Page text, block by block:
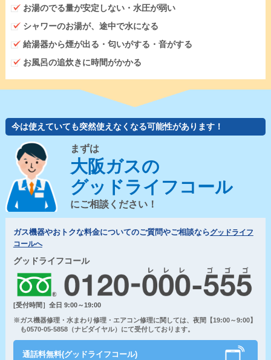
お湯のでる量が安定しない・水圧が弱い
シャワーのお湯が、途中で水になる
給湯器から煙が出る・匂いがする・音がする
お風呂の追炊きに時間がかかる
今は使えていても突然使えなくなる可能性があります！
まずは
大阪ガスの
グッドライフコール
にご相談ください！
ガス機器やおトクな料金についてのご質問やご相談ならグッドライフ
コールへ
グッドライフコール
[受付時間］全日 9:00～19:00
※ガス機器修理・水まわり修理・エアコン修理に関しては、夜間【19:00～9:00】
も0570-05-5858（ナビダイヤル）にて受付しております。
通話料無料(グッドライフコール)